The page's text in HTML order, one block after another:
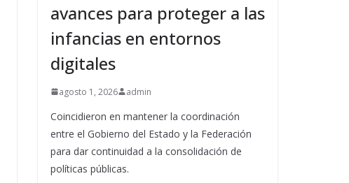
avances para proteger a las
infancias en entornos
digitales
agosto 1, 2026 admin
Coincidieron en mantener la coordinación
entre el Gobierno del Estado y la Federación
para dar continuidad a la consolidación de
políticas públicas.